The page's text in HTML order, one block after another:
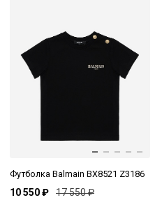
Футболка Balmain BX8521 Z3186
10 550 ₽ 17 550 ₽